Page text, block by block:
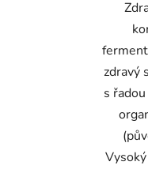
zdravý
s